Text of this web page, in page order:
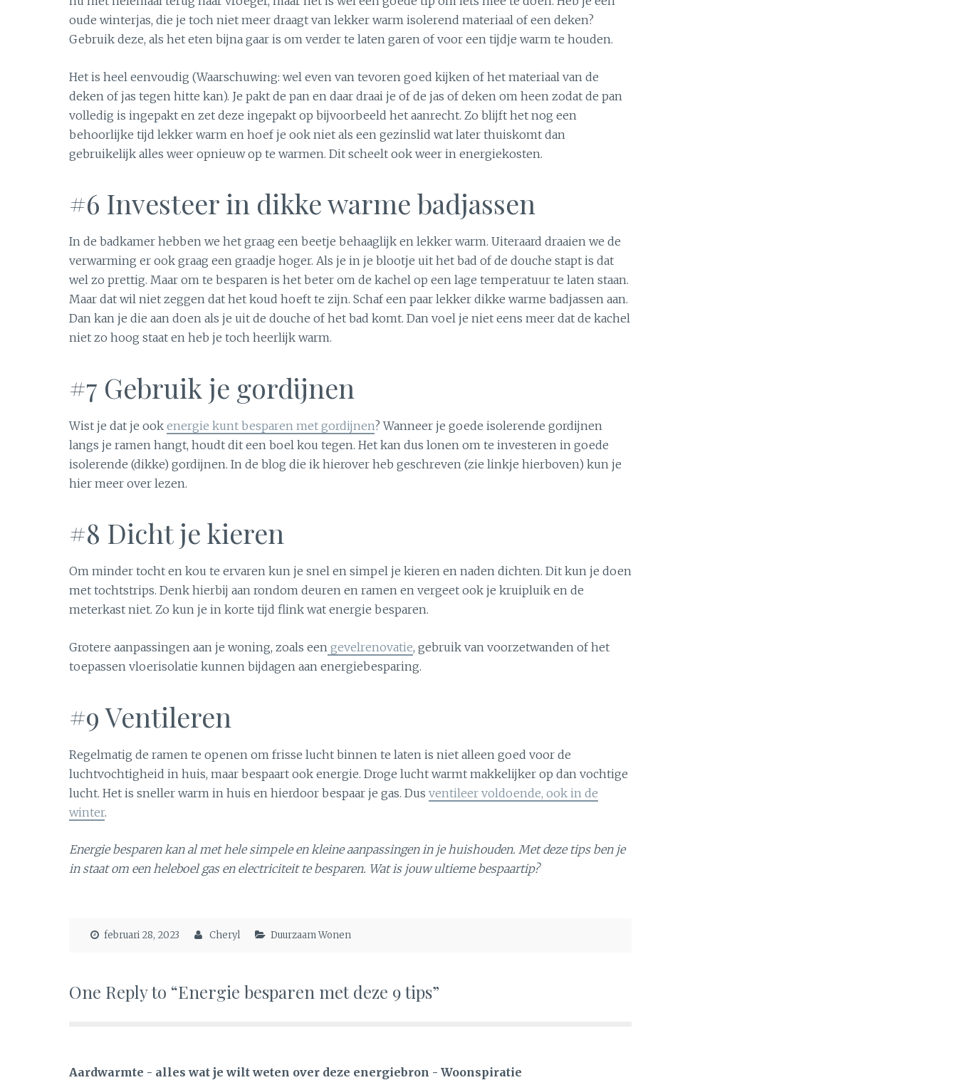
oude winterjas, die je toch niet meer draagt van lekker warm isolerend materiaal of een deken?
Gebruik deze, als het eten bijna gaar is om verder te laten garen of voor een tijdje warm te houden.
Het is heel eenvoudig (Waarschuwing: wel even van tevoren goed kijken of het materiaal van de
deken of jas tegen hitte kan). Je pakt de pan en daar draai je of de jas of deken om heen zodat de pan
volledig is ingepakt en zet deze ingepakt op bijvoorbeeld het aanrecht. Zo blijft het nog een
behoorlijke tijd lekker warm en hoef je ook niet als een gezinslid wat later thuiskomt dan
gebruikelijk alles weer opnieuw op te warmen. Dit scheelt ook weer in energiekosten.
#6 Investeer in dikke warme badjassen
In de badkamer hebben we het graag een beetje behaaglijk en lekker warm. Uiteraard draaien we de
verwarming er ook graag een graadje hoger. Als je in je blootje uit het bad of de douche stapt is dat
wel zo prettig. Maar om te besparen is het beter om de kachel op een lage temperatuur te laten staan.
Maar dat wil niet zeggen dat het koud hoeft te zijn. Schaf een paar lekker dikke warme badjassen aan.
Dan kan je die aan doen als je uit de douche of het bad komt. Dan voel je niet eens meer dat de kachel
niet zo hoog staat en heb je toch heerlijk warm.
#7 Gebruik je gordijnen
Wist je dat je ook energie kunt besparen met gordijnen? Wanneer je goede isolerende gordijnen
langs je ramen hangt, houdt dit een boel kou tegen. Het kan dus lonen om te investeren in goede
isolerende (dikke) gordijnen. In de blog die ik hierover heb geschreven (zie linkje hierboven) kun je
hier meer over lezen.
#8 Dicht je kieren
Om minder tocht en kou te ervaren kun je snel en simpel je kieren en naden dichten. Dit kun je doen
met tochtstrips. Denk hierbij aan rondom deuren en ramen en vergeet ook je kruipluik en de
meterkast niet. Zo kun je in korte tijd flink wat energie besparen.
Grotere aanpassingen aan je woning, zoals een gevelrenovatie, gebruik van voorzetwanden of het
toepassen vloerisolatie kunnen bijdagen aan energiebesparing.
#9 Ventileren
Regelmatig de ramen te openen om frisse lucht binnen te laten is niet alleen goed voor de
luchtvochtigheid in huis, maar bespaart ook energie. Droge lucht warmt makkelijker op dan vochtige
lucht. Het is sneller warm in huis en hierdoor bespaar je gas. Dus ventileer voldoende, ook in de
winter.
Energie besparen kan al met hele simpele en kleine aanpassingen in je huishouden. Met deze tips ben je
in staat om een heleboel gas en electriciteit te besparen. Wat is jouw ultieme bespaartip?
februari 28, 2023 Cheryl Duurzaam Wonen
One Reply to “Energie besparen met deze 9 tips”
Aardwarmte - alles wat je wilt weten over deze energiebron - Woonspiratie